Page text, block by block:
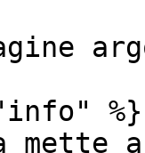
%}
mette